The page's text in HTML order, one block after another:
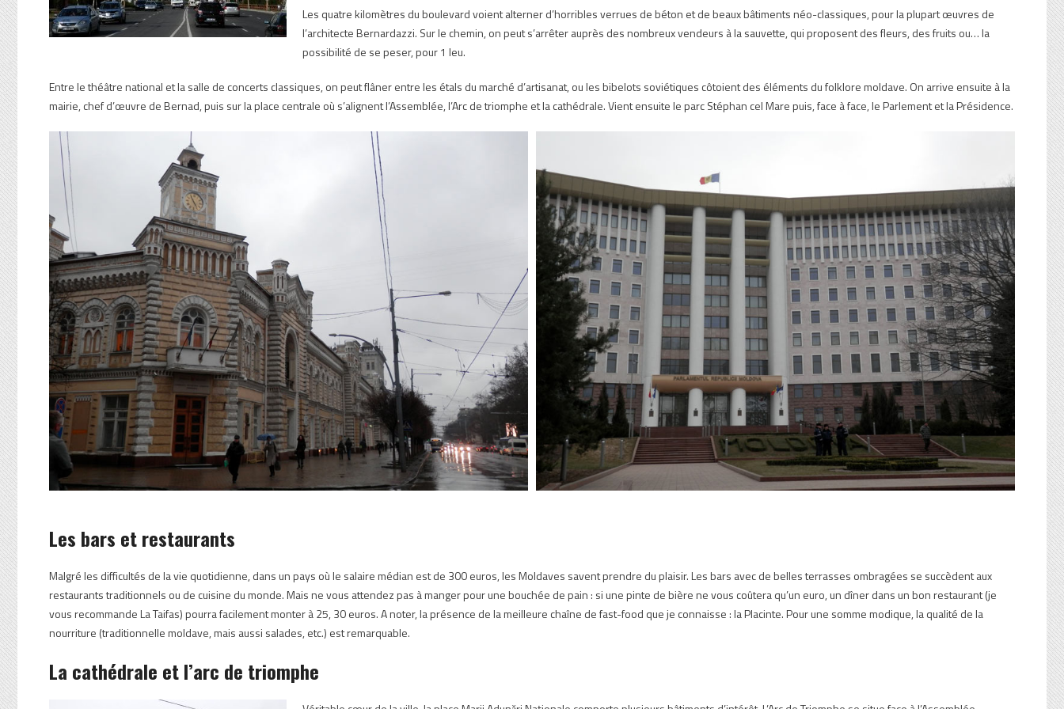
Les quatre kilomètres du boulevard voient alterner d’horribles verrues de béton et de beaux bâtiments néo-classiques, pour la plupart œuvres de
l’architecte Bernardazzi. Sur le chemin, on peut s’arrêter auprès des nombreux vendeurs à la sauvette, qui proposent des fleurs, des fruits ou… la
possibilité de se peser, pour 1 leu.
Entre le théâtre national et la salle de concerts classiques, on peut flâner entre les étals du marché d’artisanat, ou les bibelots soviétiques côtoient des éléments du folklore moldave. On arrive ensuite à la
mairie, chef d’œuvre de Bernad, puis sur la place centrale où s’alignent l’Assemblée, l’Arc de triomphe et la cathédrale. Vient ensuite le parc Stéphan cel Mare puis, face à face, le Parlement et la Présidence.
Les bars et restaurants
Malgré les difficultés de la vie quotidienne, dans un pays où le salaire médian est de 300 euros, les Moldaves savent prendre du plaisir. Les bars avec de belles terrasses ombragées se succèdent aux
restaurants traditionnels ou de cuisine du monde. Mais ne vous attendez pas à manger pour une bouchée de pain : si une pinte de bière ne vous coûtera qu’un euro, un dîner dans un bon restaurant (je
vous recommande La Taifas) pourra facilement monter à 25, 30 euros. A noter, la présence de la meilleure chaîne de fast-food que je connaisse : la Placinte. Pour une somme modique, la qualité de la
nourriture (traditionnelle moldave, mais aussi salades, etc.) est remarquable.
La cathédrale et l’arc de triomphe